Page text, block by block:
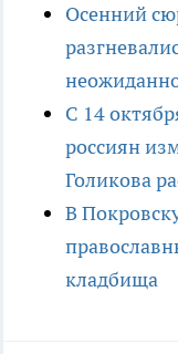
Осенний
С 14
россиян
Голикова
В
кладбища